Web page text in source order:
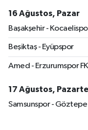
16 Ağustos, Pazar
Başakşehir -
Beşiktaş - Eyüpspor
Amed - Erzurumspor FK
17 Ağustos,
Samsunspor - Göztepe